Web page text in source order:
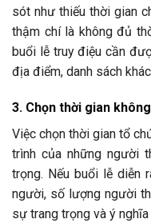
sót như thiếu thời gian
thậm chí là không đủ
buổi lễ truy điệu cần
địa điểm, danh sách
3. Chọn thời gian
Việc chọn thời gian tổ
trình của những người
trọng. Nếu buổi lễ diễn
người, số lượng người
sự trang trọng và ý